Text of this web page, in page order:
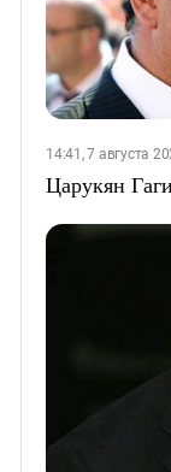
14:41, 7 августа
Царукян